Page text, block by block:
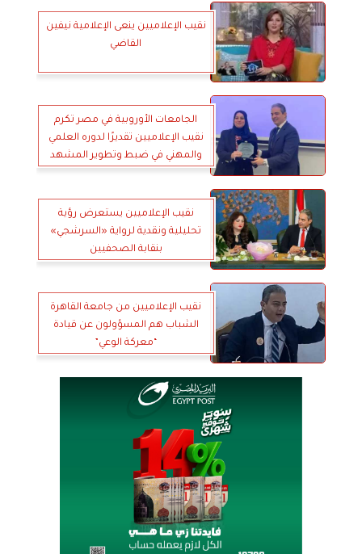
نقيب الإعلاميين ينعى الإعلامية نيفين
القاضي
الجامعات الأوروبية في مصر تكرم
نقيب الإعلاميين تقديرًا لدوره العلمي
والمهني في ضبط وتطوير المشهد
نقيب الإعلاميين يستعرض رؤية
تحليلية ونقدية لرواية «السرشجي»
بنقابة الصحفيين
نقيب الإعلاميين من جامعة القاهرة
الشباب هم المسؤولون عن قيادة
“معركة الوعي”